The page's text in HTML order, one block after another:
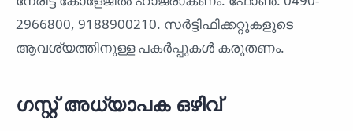
2966800, 9188900210. സർട്ടിഫിക്കറ്റുകളുടെ
ആവശ്യത്തിനുള്ള പകർപ്പുകൾ കരുതണം.
ഗസ്റ്റ് അധ്യാപക ഒഴിവ്